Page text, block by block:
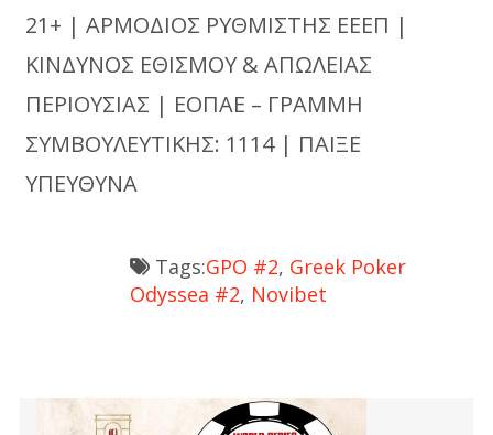
21+ | ΑΡΜΟΔΙΟΣ ΡΥΘΜΙΣΤΗΣ ΕΕΕΠ |
ΚΙΝΔΥΝΟΣ ΕΘΙΣΜΟΥ & ΑΠΩΛΕΙΑΣ
ΠΕΡΙΟΥΣΙΑΣ | ΕΟΠΑΕ – ΓΡΑΜΜΗ
ΣΥΜΒΟΥΛΕΥΤΙΚΗΣ: 1114 | ΠΑΙΞΕ
ΥΠΕΥΘΥΝΑ
Tags:GPO #2, Greek Poker
Odyssea #2, Novibet